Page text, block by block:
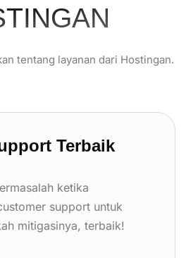
tentang layanan dari Hostingan.
Terbaik
ketika
support untuk
mitigasinya, terbaik!